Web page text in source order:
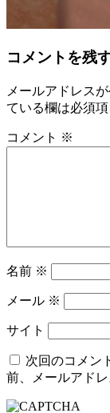
コメントを残
メールアドレス
ている欄は必須
コメント ※
名前 ※
メール ※
サイト
次回のコメン
前、メールアドレ